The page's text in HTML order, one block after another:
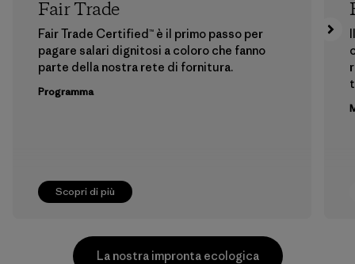
Scopri di più
Fair Trade
Fair Trade Certified™ è il primo passo per
pagare salari dignitosi a coloro che fanno
parte della nostra rete di fornitura.
Programma
La nostra impronta ecologica